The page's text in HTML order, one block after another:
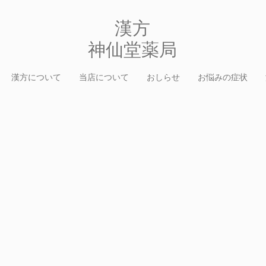
​漢方
​神仙堂薬局
漢方について 当店について おしらせ お悩みの症状